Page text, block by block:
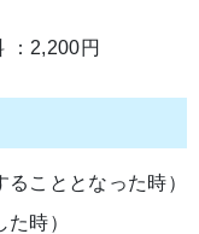
：2,200円
こととなった時）
時）